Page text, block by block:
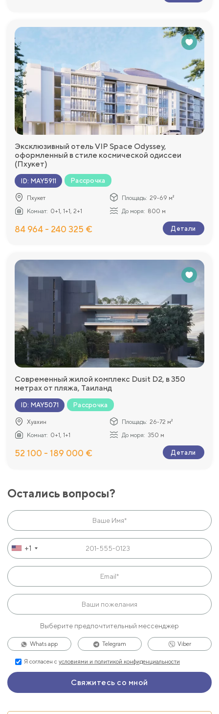
Эксклюзивный отель VIP Space Odyssey,
оформленный в стиле космической одиссеи
(Пхукет)
ID: MAY5911 Рассрочка
Пхукет Площадь: 29-69 м²
Комнат: 0+1, 1+1, 2+1 До моря: 800 м
84 964 - 240 325 € Детали
Современный жилой комплекс Dusit D2, в 350
метрах от пляжа, Таиланд
ID: MAY5071 Рассрочка
Хуахин Площадь: 26-72 м²
Комнат: 0+1, 1+1 До моря: 350 м
52 100 - 189 000 € Детали
Остались вопросы?
+1
Выберите предпочтительный мессенджер
Whats app Telegram Viber
Я согласен с условиями и политикой конфиденциальности